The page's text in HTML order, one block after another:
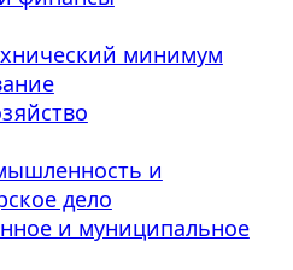
минимум
и
дело
и муниципальное